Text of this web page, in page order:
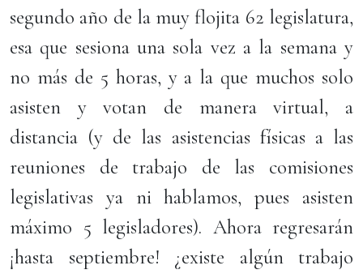
segundo año de la muy flojita 62 legislatura,
esa que sesiona una sola vez a la semana y
no más de 5 horas, y a la que muchos solo
asisten y votan de manera virtual, a
distancia (y de las asistencias físicas a las
reuniones de trabajo de las comisiones
legislativas ya ni hablamos, pues asisten
máximo 5 legisladores). Ahora regresarán
¡hasta septiembre! ¿existe algún trabajo